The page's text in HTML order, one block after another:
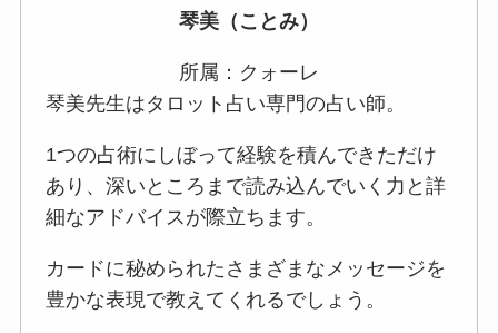
琴美（ことみ）
所属：クォーレ
琴美先生はタロット占い専門の占い師。
1つの占術にしぼって経験を積んできただけ
あり、深いところまで読み込んでいく力と詳
細なアドバイスが際立ちます。
カードに秘められたさまざまなメッセージを
豊かな表現で教えてくれるでしょう。